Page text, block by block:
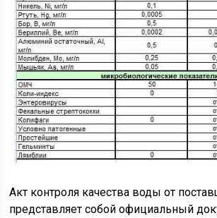
Акт контроля качества воды от
представляет собой официальный